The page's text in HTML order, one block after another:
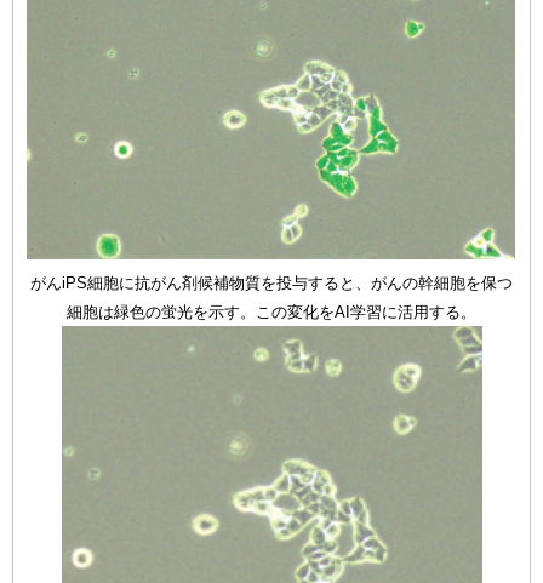
がんiPS細胞に抗がん剤候補物質を投与すると、がんの幹細胞を保つ
細胞は緑色の蛍光を示す。この変化をAI学習に活用する。